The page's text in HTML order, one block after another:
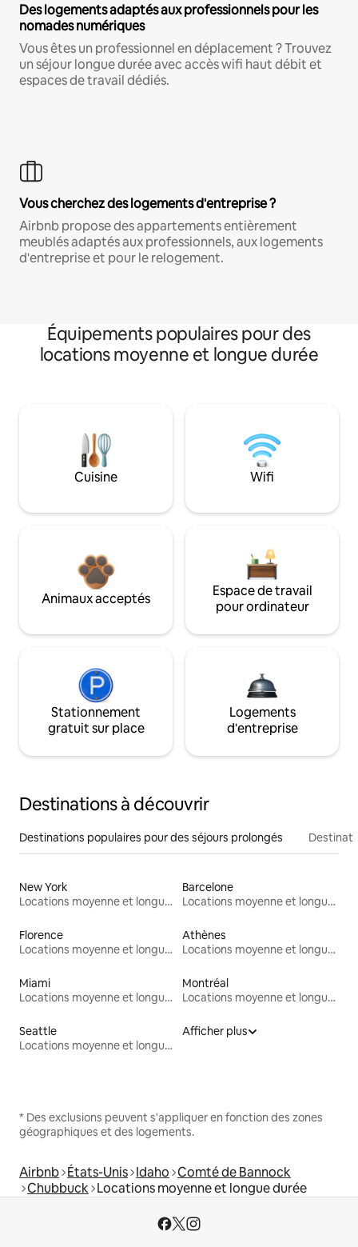
Des logements adaptés aux professionnels pour les
nomades numériques
Vous êtes un professionnel en déplacement ? Trouvez
un séjour longue durée avec accès wifi haut débit et
espaces de travail dédiés.
Vous cherchez des logements d'entreprise ?
Airbnb propose des appartements entièrement
meublés adaptés aux professionnels, aux logements
d'entreprise et pour le relogement.
Équipements populaires pour des
locations moyenne et longue durée
Cuisine Wifi
Animaux acceptés
Espace de travail
pour ordinateur
Stationnement
gratuit sur place
Logements
d'entreprise
Destinations à découvrir
Destinations populaires pour des séjours prolongés
New York
Locations moyenne et longue durée
Barcelone
Locations moyenne et longue durée
Florence
Locations moyenne et longue durée
Athènes
Locations moyenne et longue durée
Miami
Locations moyenne et longue durée
Montréal
Locations moyenne et longue durée
Seattle
Locations moyenne et longue durée
Afficher plus
* Des exclusions peuvent s'appliquer en fonction des zones
géographiques et des logements.
Airbnb États-Unis Idaho Comté de Bannock
Chubbuck Locations moyenne et longue durée